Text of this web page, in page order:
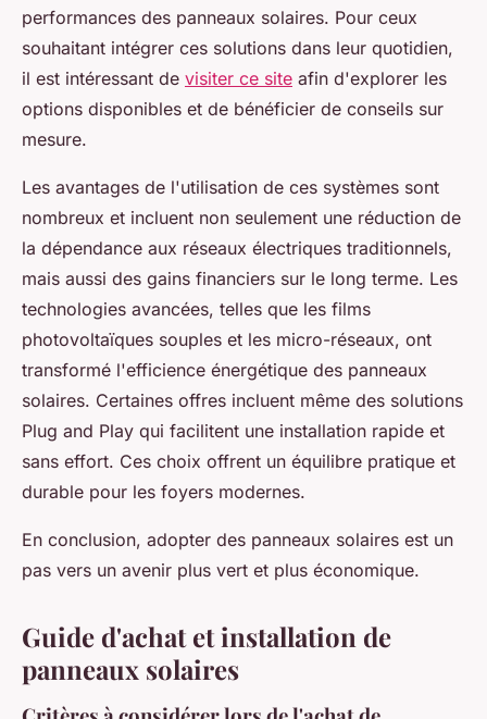
performances des panneaux solaires. Pour ceux
souhaitant intégrer ces solutions dans leur quotidien,
il est intéressant de visiter ce site afin d'explorer les
options disponibles et de bénéficier de conseils sur
mesure.
Les avantages de l'utilisation de ces systèmes sont
nombreux et incluent non seulement une réduction de
la dépendance aux réseaux électriques traditionnels,
mais aussi des gains financiers sur le long terme. Les
technologies avancées, telles que les films
photovoltaïques souples et les micro-réseaux, ont
transformé l'efficience énergétique des panneaux
solaires. Certaines offres incluent même des solutions
Plug and Play qui facilitent une installation rapide et
sans effort. Ces choix offrent un équilibre pratique et
durable pour les foyers modernes.
En conclusion, adopter des panneaux solaires est un
pas vers un avenir plus vert et plus économique.
Guide d'achat et installation de
panneaux solaires